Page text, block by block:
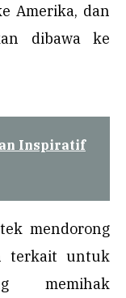
Amerika, dan
dibawa ke
Inspiratif
mendorong
terkait untuk
memihak